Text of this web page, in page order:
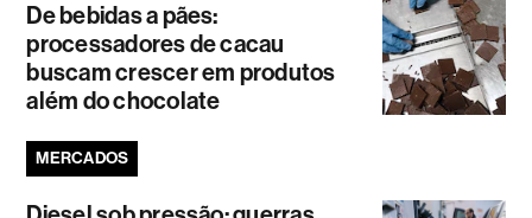
De bebidas a pães:
processadores de cacau
buscam crescer em produtos
além do chocolate
MERCADOS